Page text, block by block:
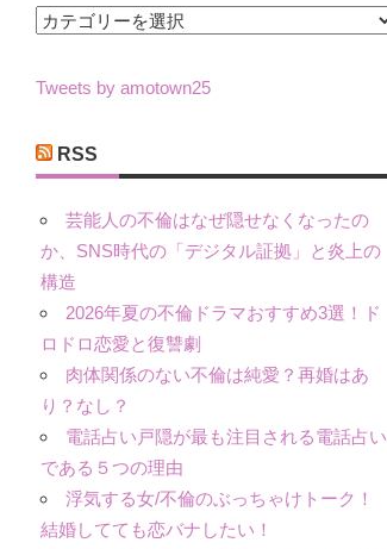
カ
ゴ
ー
Tweets by amotown25
RSS
芸能人の不倫はなぜ隠せなくなったの
か、SNS時代の「デジタル証拠」と炎上の
構造
2026年夏の不倫ドラマおすすめ3選！ド
ロドロ恋愛と復讐劇
肉体関係のない不倫は純愛？再婚はあ
り？なし？
電話占い戸隠が最も注目される電話占い
である５つの理由
浮気する女/不倫のぶっちゃけトーク！
結婚してても恋バナしたい！